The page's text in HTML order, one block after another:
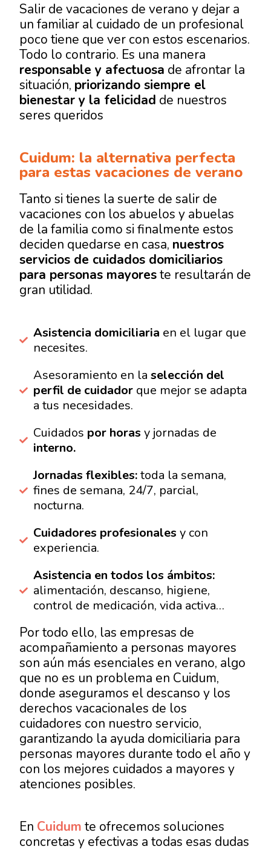
Salir de vacaciones de verano y dejar a
un familiar al cuidado de un profesional
poco tiene que ver con estos escenarios.
Todo lo contrario. Es una manera
responsable y afectuosa de afrontar la
situación, priorizando siempre el
bienestar y la felicidad de nuestros
seres queridos
Cuidum: la alternativa perfecta
para estas vacaciones de verano
Tanto si tienes la suerte de salir de
vacaciones con los abuelos y abuelas
de la familia como si finalmente estos
deciden quedarse en casa, nuestros
servicios de cuidados domiciliarios
para personas mayoreste resultarán de
gran utilidad.
Asistencia domiciliaria en el lugar que
necesites.
Asesoramiento en la selección del
perfil de cuidadorque mejor se adapta
a tus necesidades.
Cuidados por horas y jornadas de
interno.
Jornadas flexibles:toda la semana,
fines de semana, 24/7, parcial,
nocturna.
Cuidadores profesionales y con
experiencia.
Asistencia en todos los ámbitos:
alimentación, descanso, higiene,
control de medicación, vida activa…
Por todo ello, las empresas de
acompañamiento a personas mayores
son aún más esenciales en verano, algo
que no es un problema en Cuidum,
donde aseguramos el descanso y los
derechos vacacionales de los
cuidadores con nuestro servicio,
garantizando la ayuda domiciliaria para
personas mayores durante todo el año y
con los mejores cuidados a mayores y
atenciones posibles.
En Cuidum te ofrecemos soluciones
concretas y efectivas a todas esas dudas